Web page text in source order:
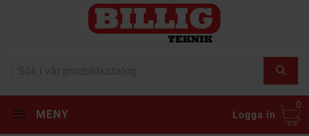
MENY Logga in
0